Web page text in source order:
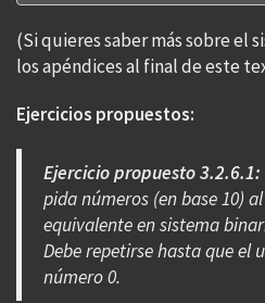
(Si quieres saber más sobre el
los apéndices al final de este
Ejercicios propuestos:
Ejercicio propuesto 3.2.6.1:
pida números (en base 10)
equivalente en sistema
Debe repetirse hasta que el
número 0.